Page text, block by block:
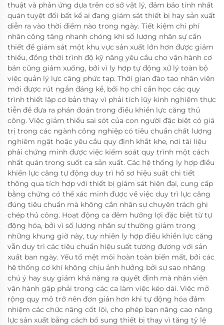
thuật và phản ứng dựa trên cơ sở vật lý, đảm bảo tính nhất
quán tuyệt đối bất kể ai đang giám sát thiết bị hay sản xuất
diễn ra vào thời điểm nào trong ngày. Tiết kiệm chi phí
nhân công tăng nhanh chóng khi số lượng nhân sự cần
thiết để giám sát một khu vực sản xuất lớn hơn được giảm
thiểu, đồng thời trình độ kỹ năng yêu cầu cho vận hành cơ
bản cũng giảm xuống, bởi vì ly hợp tự động xử lý toàn bộ
việc quản lý lực căng phức tạp. Thời gian đào tạo nhân viên
mới được rút ngắn đáng kể, bởi họ chỉ cần học các quy
trình thiết lập cơ bản thay vì phải tích lũy kinh nghiệm thực
tiễn để đưa ra phán đoán trong điều khiển lực căng thủ
công. Việc giảm thiểu sai sót của con người đặc biệt có giá
trị trong các ngành công nghiệp có tiêu chuẩn chất lượng
nghiêm ngặt hoặc yêu cầu quy định khắt khe, nơi tài liệu
phải chứng minh được việc kiểm soát quy trình một cách
nhất quán trong suốt ca sản xuất. Các hệ thống ly hợp điều
khiển lực căng tự động duy trì hồ sơ hiệu suất chi tiết
thông qua tích hợp với thiết bị giám sát hiện đại, cung cấp
bằng chứng có thể xác minh được về việc duy trì lực căng
đúng tiêu chuẩn mà không cần nhân sự chuyên trách ghi
chép thủ công. Hoạt động ca đêm hưởng lợi đặc biệt từ tự
động hóa, bởi vì số lượng nhân sự thường giảm trong
những khung giờ này, tuy nhiên ly hợp điều khiển lực căng
vẫn duy trì các tiêu chuẩn hiệu suất tương đương với sản
xuất ban ngày. Yếu tố mệt mỏi hoàn toàn biến mất, bởi các
hệ thống cơ khí không chịu ảnh hưởng bởi sự sao nhãng
chú ý hay suy giảm khả năng ra quyết định mà nhân viên
vận hành gặp phải trong các ca làm việc kéo dài. Việc mở
rộng quy mô trở nên đơn giản hơn khi tự động hóa đảm
nhiệm các chức năng cốt lõi, cho phép bạn nâng cao năng
lực sản xuất bằng cách bổ sung thiết bị thay vì tăng tỷ lệ